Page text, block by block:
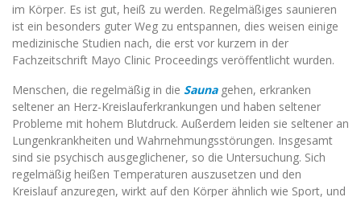
im Körper. Es ist gut, heiß zu werden. Regelmäßiges saunieren
ist ein besonders guter Weg zu entspannen, dies weisen einige
medizinische Studien nach, die erst vor kurzem in der
Fachzeitschrift Mayo Clinic Proceedings veröffentlicht wurden.
Menschen, die regelmäßig in die Saunagehen, erkranken
seltener an Herz-Kreislauferkrankungen und haben seltener
Probleme mit hohem Blutdruck. Außerdem leiden sie seltener an
Lungenkrankheiten und Wahrnehmungsstörungen. Insgesamt
sind sie psychisch ausgeglichener, so die Untersuchung. Sich
regelmäßig heißen Temperaturen auszusetzen und den
Kreislauf anzuregen, wirkt auf den Körper ähnlich wie Sport, und